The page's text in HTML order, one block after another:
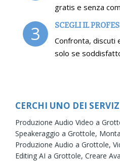
gratis e senza
3 SCEGLI IL
Confronta, discuti
solo se
CERCHI UNO DEI
Produzione Audio Video a
Speakeraggio a Grottole,
Produzione Audio a Grottole,
Editing AI a Grottole, Creare